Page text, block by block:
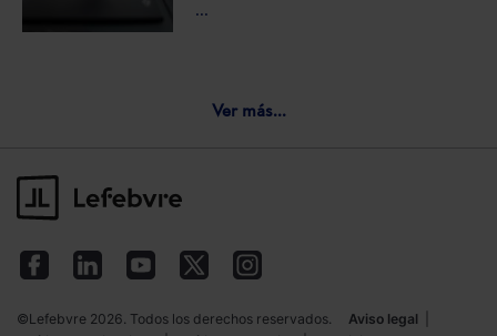
...
Ver más...
©Lefebvre 2026. Todos los derechos reservados. Aviso legal